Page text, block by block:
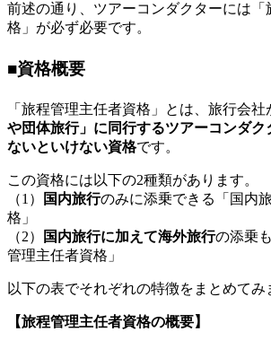
前述の通り、ツアーコンダクターには「
格」が必ず必要です。
■資格概要
「旅程管理主任者資格」とは、旅行会社
や団体旅行」に同行するツアーコンダク
ないといけない資格です。
この資格には以下の2種類があります。
（1）
国内旅行のみに添乗できる「国内
格」
（2）
国内旅行に加えて海外旅行の添乗
管理主任者資格」
以下の表でそれぞれの特徴をまとめてみ
【旅程管理主任者資格の概要】